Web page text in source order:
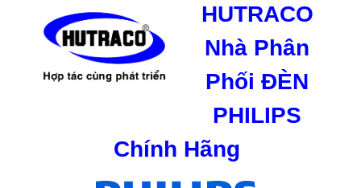
HUTRACO
Nhà Phân
Phối ĐÈN
PHILIPS
Chính Hãng